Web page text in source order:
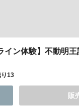
イン体験】不動明
13
販